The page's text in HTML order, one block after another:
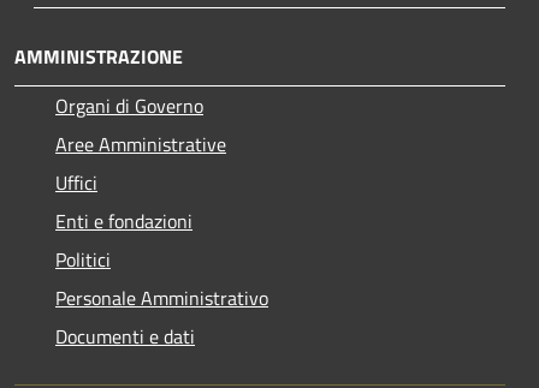
AMMINISTRAZIONE
Organi di Governo
Aree Amministrative
Uffici
Enti e fondazioni
Politici
Personale Amministrativo
Documenti e dati